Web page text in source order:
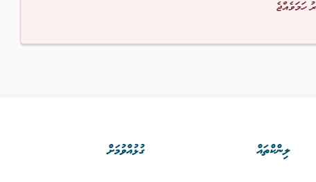
ހަމަވެއްޖެ
ލިންކްތައް ގުޅުއްވުމަށް